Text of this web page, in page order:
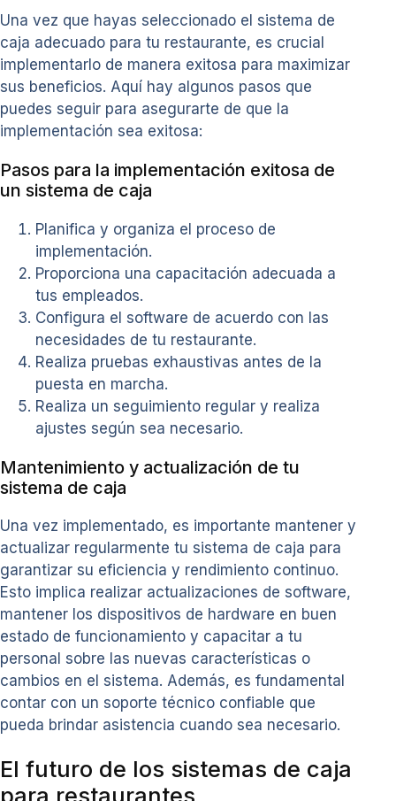
Una vez que hayas seleccionado el sistema de
caja adecuado para tu restaurante, es crucial
implementarlo de manera exitosa para maximizar
sus beneficios. Aquí hay algunos pasos que
puedes seguir para asegurarte de que la
implementación sea exitosa:
Pasos para la implementación exitosa de
un sistema de caja
Planifica y organiza el proceso de
implementación.
Proporciona una capacitación adecuada a
tus empleados.
Configura el software de acuerdo con las
necesidades de tu restaurante.
Realiza pruebas exhaustivas antes de la
puesta en marcha.
Realiza un seguimiento regular y realiza
ajustes según sea necesario.
Mantenimiento y actualización de tu
sistema de caja
Una vez implementado, es importante mantener y
actualizar regularmente tu sistema de caja para
garantizar su eficiencia y rendimiento continuo.
Esto implica realizar actualizaciones de software,
mantener los dispositivos de hardware en buen
estado de funcionamiento y capacitar a tu
personal sobre las nuevas características o
cambios en el sistema. Además, es fundamental
contar con un soporte técnico confiable que
pueda brindar asistencia cuando sea necesario.
El futuro de los sistemas de caja
para restaurantes